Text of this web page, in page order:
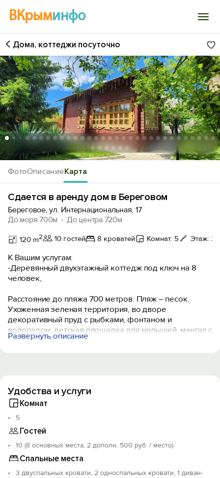
ВКрыминфо
Войти
Избранное
История просмотра
Добавить свой объект
ФотоОписаниеКарта
Дома, коттеджи посуточно
1/37
Сдается в аренду дом в Береговом
Береговое, ул. Интернациональная, 17
До моря 700м
До центра 720м
120 m2 10 гостей 8 кроватей Комнат: 5 Этаж: 2
К Вашим услугам:
-Деревянный двухэтажный коттедж под ключ на 8
человек,
Расстояние до пляжа 700 метров. Пляж – песок.
Ухоженная зеленая территория, во дворе
декоративный пруд с рыбками, фонтаном и
водопадом, детская площадка для малышей, мангал с
коптильней, площадка для отдыха и стоянки
столовая, два санузла (душевая и ванная комната), 3
кондиционера, стиральная машина-автомат,
эфирное и спутниковое ТВ, Wi-Fi интернет,
автономное отопление, постоянное холодное и
горячее водоснабжение, фильтр с питьевой водой,
гладильные принадлежности, постельное белье и
полотенца, фен.
Развернуть описание
Удобства и услуги
Комнат
5
Гостей
10 (8 основных места, 2 дополн. 500 руб. / место)
Спальные места
3 двуспальных кровати, 2 односпальных кровати, 1 диван-